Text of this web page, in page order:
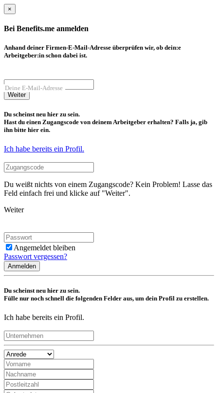
×
Bei Benefits.me anmelden
Anhand deiner Firmen-E-Mail-Adresse überprüfen wir, ob dein:e
Arbeitgeber:in schon dabei ist.
Deine E-Mail-Adresse
Weiter
Du scheinst neu hier zu sein.
Hast du einen Zugangscode von deinem Arbeitgeber erhalten? Falls ja, gib
ihn bitte hier ein.
Ich habe bereits ein Profil.
Du weißt nichts von einem Zugangscode? Kein Problem! Lasse das
Feld einfach frei und klicke auf "Weiter".
Weiter
Angemeldet bleiben
Passwort vergessen?
Anmelden
Du scheinst neu hier zu sein.
Fülle nur noch schnell die folgenden Felder aus, um dein Profil zu erstellen.
Ich habe bereits ein Profil.